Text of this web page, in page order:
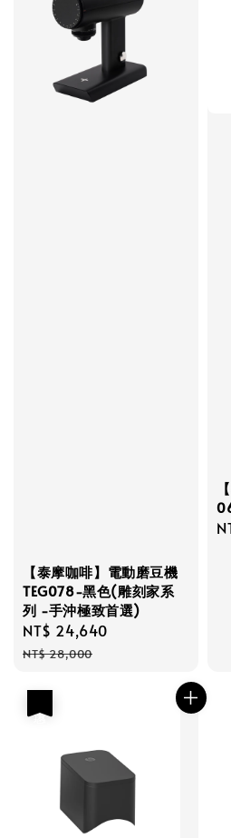
【泰摩咖啡】電動磨豆機
TEG078-黑色(雕刻家系
列 -手沖極致首選)
Sale
price
NT$ 24,640
NT$ 28,000